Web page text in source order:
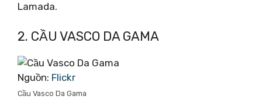
Lamada.
2. CẦU VASCO DA GAMA
Nguồn: Flickr
Cầu Vasco Da Gama